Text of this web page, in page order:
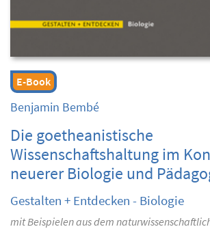
E-Book
Benjamin Bembé
Die goetheanistische
Wissenschaftshaltung im
neuerer Biologie und
Gestalten + Entdecken - Biologie
mit Beispielen aus dem